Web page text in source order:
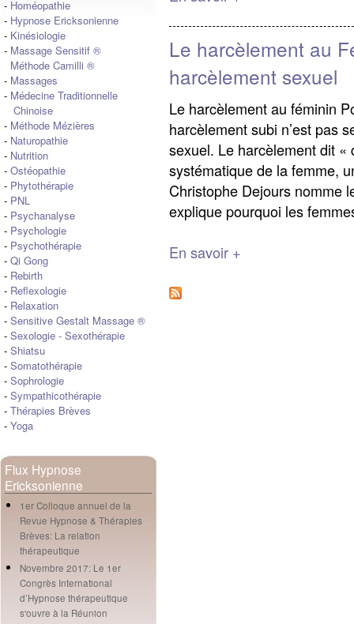
- Homéopathie
- Hypnose Ericksonienne
- Kinésiologie
- Massage Sensitif ®
Méthode Camilli ®
- Massages
- Médecine Traditionnelle
Chinoise
- Méthode Mézières
- Naturopathie
- Nutrition
- Ostéopathie
- Phytothérapie
- PNL
- Psychanalyse
- Psychologie
- Psychothérapie
- Qi Gong
- Rebirth
- Reflexologie
- Relaxation
- Sensitive Gestalt Massage ®
- Sexologie - Sexothérapie
- Shiatsu
- Somatothérapie
- Sophrologie
- Sympathicothérapie
- Thérapies Brèves
- Yoga
Flux Hypnose
Ericksonienne
1er Colloque annuel de la
Revue Hypnose & Thérapies
Brèves: La relation
thérapeutique
Novembre 2017: Le 1er
Congrès International
d’Hypnose thérapeutique
s'ouvre à la Réunion
Le harcèlement au
harcèlement sexuel
Le harcèlement au féminin
harcèlement subi n’est pas
sexuel. Le harcèlement dit
systématique de la femme,
Christophe Dejours nomme
explique pourquoi les
En savoir +